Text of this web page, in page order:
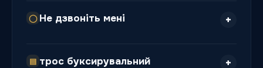
◯ Не дзвоніть мені
▤ трос буксирувальний